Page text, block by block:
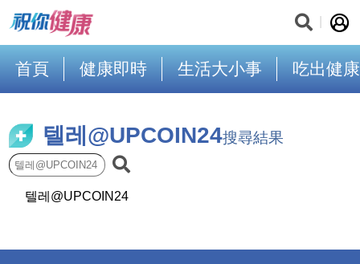
首頁 健康即時 生活大小事 吃出健康
텔레@UPCOIN24搜尋結果
텔레@UPCOIN24